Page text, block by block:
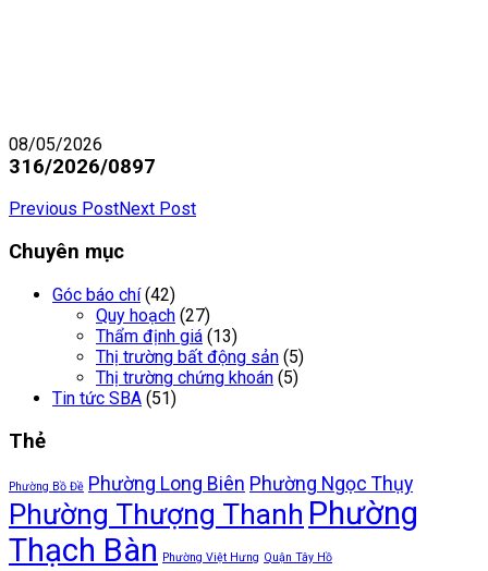
08/05/2026
316/2026/0897
Previous PostNext Post
Chuyên mục
Góc báo chí (42)
Quy hoạch (27)
Thẩm định giá (13)
Thị trường bất động sản (5)
Thị trường chứng khoán (5)
Tin tức SBA (51)
Thẻ
Phường Bồ Đề Phường Long Biên Phường Ngọc Thụy
Phường Thượng Thanh Phường
Thạch Bàn
Phường Việt Hưng Quận Tây Hồ